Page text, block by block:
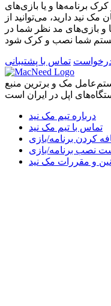
برنامه‌ها و یا بازی‌های
نید دارید، می‌توانید از
و بازی‌های مد نظر شما در
تماس با پشتیبانی
مک و برترین منبع
درباره تیم مک نید
تماس با تیم مک نید
کردن برنامه/بازی
نصب برنامه/بازی
و مقررات مک نید